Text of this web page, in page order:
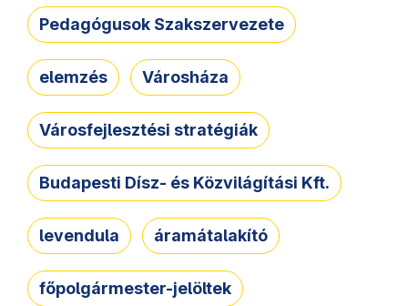
Pedagógusok Szakszervezete
elemzés Városháza
Városfejlesztési stratégiák
Budapesti Dísz- és Közvilágítási Kft.
levendula áramátalakító
főpolgármester-jelöltek